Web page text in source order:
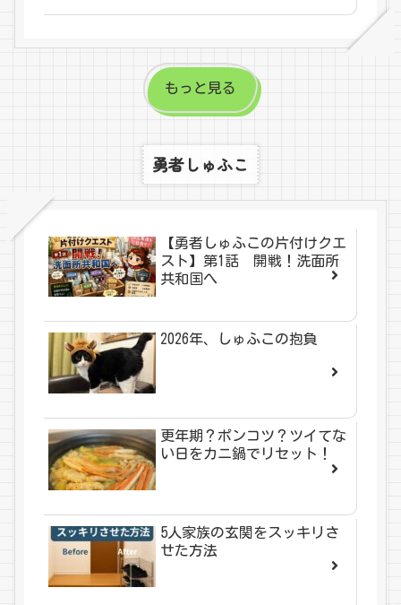
もっと見る
勇者しゅふこ
【勇者しゅふこの片付けクエ
スト】第1話 開戦！洗面所
共和国へ
2026年、しゅふこの抱負
更年期？ポンコツ？ツイてな
い日をカニ鍋でリセット！
5人家族の玄関をスッキリさ
せた方法